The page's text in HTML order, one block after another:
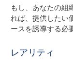
もし、あなたの組
れば、提供したい
ースを誘導する必
レアリティ